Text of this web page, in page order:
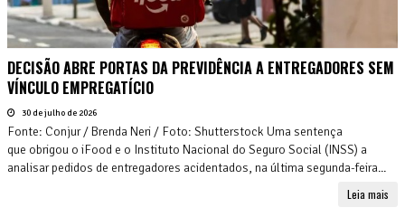
DECISÃO ABRE PORTAS DA PREVIDÊNCIA A ENTREGADORES SEM
VÍNCULO EMPREGATÍCIO
30 de julho de 2026
Fonte: Conjur / Brenda Neri / Foto: Shutterstock Uma sentença
que obrigou o iFood e o Instituto Nacional do Seguro Social (INSS) a
analisar pedidos de entregadores acidentados, na última segunda-feira...
Leia mais